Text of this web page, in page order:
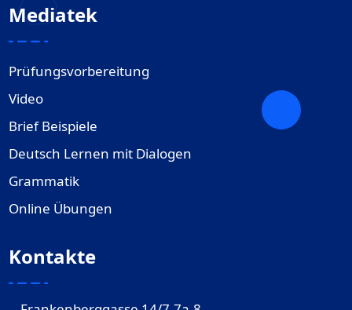
Mediatek
Prüfungsvorbereitung
Video
Brief Beispiele
Deutsch Lernen mit Dialogen
Grammatik
Online Übungen
Kontakte